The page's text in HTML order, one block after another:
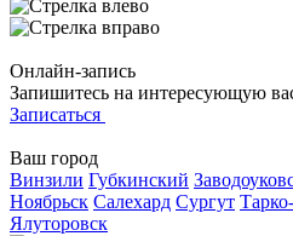
Онлайн-запись
Запишитесь на интересующую
Записаться
Ваш город
Винзили Губкинский
Ноябрьск Салехард Сургут
Ялуторовск